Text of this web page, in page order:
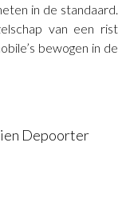
in de standaard.
van een rist
bewogen in de
Depoorter